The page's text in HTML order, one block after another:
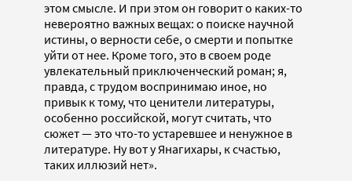
этом смысле. И при этом он говорит о каких-то
невероятно важных вещах: о поиске научной
истины, о верности себе, о смерти и попытке
уйти от нее. Кроме того, это в своем роде
увлекательный приключенческий роман; я,
правда, с трудом воспринимаю иное, но
привык к тому, что ценители литературы,
особенно российской, могут считать, что
сюжет — это что-то устаревшее и ненужное в
литературе. Ну вот у Янагихары, к счастью,
таких иллюзий нет».